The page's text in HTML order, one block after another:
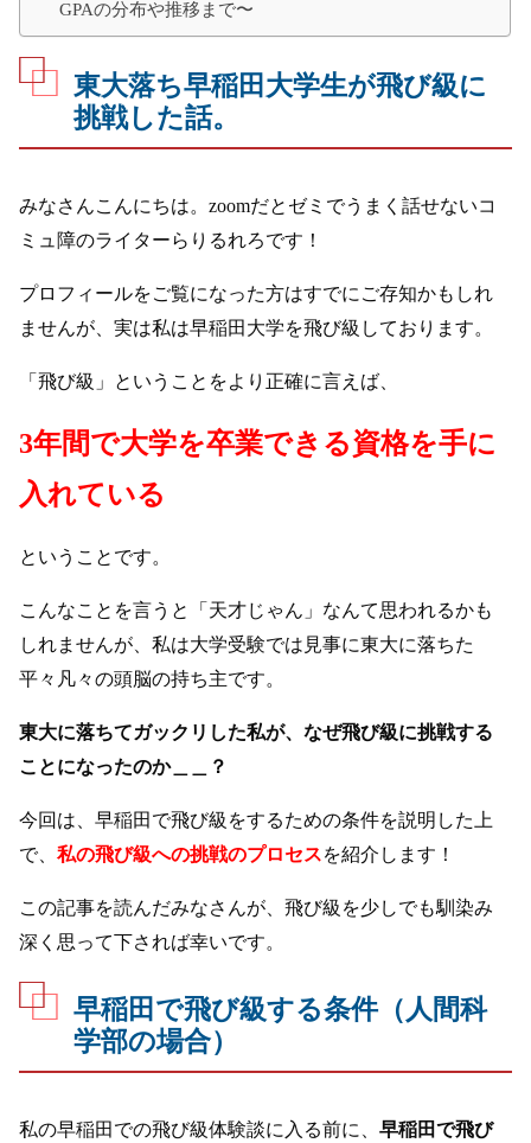
GPAの分布や推移まで〜
東大落ち早稲田大学生が飛び級に
挑戦した話。
みなさんこんにちは。zoomだとゼミでうまく話せないコ
ミュ障のライターらりるれろです！
プロフィールをご覧になった方はすでにご存知かもしれ
ませんが、実は私は早稲田大学を飛び級しております。
「飛び級」ということをより正確に言えば、
3年間で大学を卒業できる資格を手に
入れている
ということです。
こんなことを言うと「天才じゃん」なんて思われるかも
しれませんが、私は大学受験では見事に東大に落ちた
平々凡々の頭脳の持ち主です。
東大に落ちてガックリした私が、なぜ飛び級に挑戦する
ことになったのか＿＿？
今回は、早稲田で飛び級をするための条件を説明した上
で、私の飛び級への挑戦のプロセスを紹介します！
この記事を読んだみなさんが、飛び級を少しでも馴染み
深く思って下されば幸いです。
早稲田で飛び級する条件（人間科
学部の場合）
私の早稲田での飛び級体験談に入る前に、早稲田で飛び